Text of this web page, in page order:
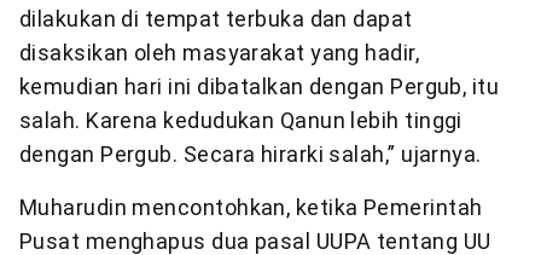
dilakukan di tempat terbuka dan dapat
disaksikan oleh masyarakat yang hadir,
kemudian hari ini dibatalkan dengan Pergub, itu
salah. Karena kedudukan Qanun lebih tinggi
dengan Pergub. Secara hirarki salah,” ujarnya.
Muharudin mencontohkan, ketika Pemerintah
Pusat menghapus dua pasal UUPA tentang UU